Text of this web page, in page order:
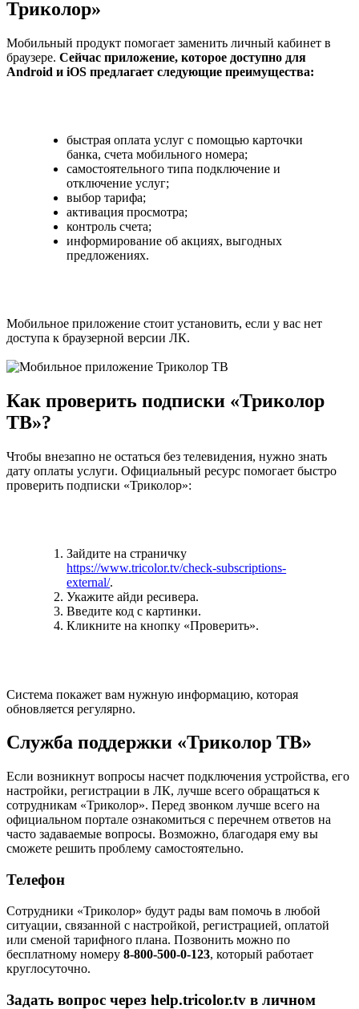
Триколор»
Мобильный продукт помогает заменить личный кабинет в
браузере. Сейчас приложение, которое доступно для
Android и iOS предлагает следующие преимущества:
быстрая оплата услуг с помощью карточки
банка, счета мобильного номера;
самостоятельного типа подключение и
отключение услуг;
выбор тарифа;
активация просмотра;
контроль счета;
информирование об акциях, выгодных
предложениях.
Мобильное приложение стоит установить, если у вас нет
доступа к браузерной версии ЛК.
Как проверить подписки «Триколор
ТВ»?
Чтобы внезапно не остаться без телевидения, нужно знать
дату оплаты услуги. Официальный ресурс помогает быстро
проверить подписки «Триколор»:
Зайдите на страничку
https://www.tricolor.tv/check-subscriptions-
external/.
Укажите айди ресивера.
Введите код с картинки.
Кликните на кнопку «Проверить».
Система покажет вам нужную информацию, которая
обновляется регулярно.
Служба поддержки «Триколор ТВ»
Если возникнут вопросы насчет подключения устройства, его
настройки, регистрации в ЛК, лучше всего обращаться к
сотрудникам «Триколор». Перед звонком лучше всего на
официальном портале ознакомиться с перечнем ответов на
часто задаваемые вопросы. Возможно, благодаря ему вы
сможете решить проблему самостоятельно.
Телефон
Сотрудники «Триколор» будут рады вам помочь в любой
ситуации, связанной с настройкой, регистрацией, оплатой
или сменой тарифного плана. Позвонить можно по
бесплатному номеру 8-800-500-0-123, который работает
круглосуточно.
Задать вопрос через help.tricolor.tv в личном